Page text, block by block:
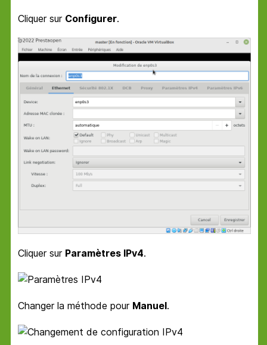
Cliquer sur Configurer.
Cliquer sur Paramètres IPv4.
Changer la méthode pour Manuel.